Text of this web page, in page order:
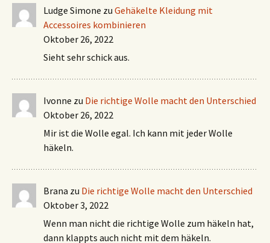
Ludge Simone zu Gehäkelte Kleidung mit
Accessoires kombinieren
Oktober 26, 2022
Sieht sehr schick aus.
Ivonne zu Die richtige Wolle macht den Unterschied
Oktober 26, 2022
Mir ist die Wolle egal. Ich kann mit jeder Wolle
häkeln.
Brana zu Die richtige Wolle macht den Unterschied
Oktober 3, 2022
Wenn man nicht die richtige Wolle zum häkeln hat,
dann klappts auch nicht mit dem häkeln.